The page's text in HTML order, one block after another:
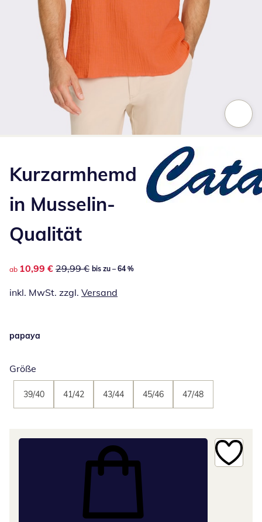
Kurzarmhemd
in Musselin-
Qualität
reduzierter Preis 10,99 €, vorheriger Preis: 29,99 €
ab 10,99 € 29,99 € bis zu – 64 %
inkl. MwSt. zzgl. Versand
papaya
Größe
39/40 41/42 43/44 45/46 47/48